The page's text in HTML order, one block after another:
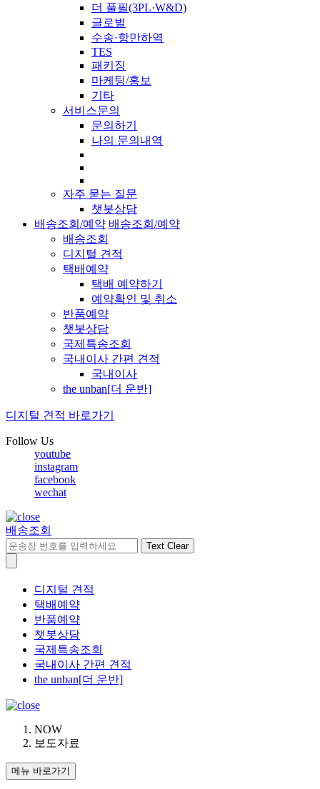
더 풀필(3PL·W&D)
글로벌
수송·항만하역
TES
패키징
마케팅/홍보
기타
서비스문의
문의하기
나의 문의내역
자주 묻는 질문
챗봇상담
배송조회/예약 배송조회/예약
배송조회
디지털 견적
택배예약
택배 예약하기
예약확인 및 취소
반품예약
챗봇상담
국제특송조회
국내이사 간편 견적
국내이사
the unban[더 운반]
디지털 견적 바로가기
Follow Us
youtube
instagram
facebook
wechat
배송조회
Text Clear
디지털 견적
택배예약
반품예약
챗봇상담
국제특송조회
국내이사 간편 견적
the unban[더 운반]
NOW
보도자료
메뉴 바로가기